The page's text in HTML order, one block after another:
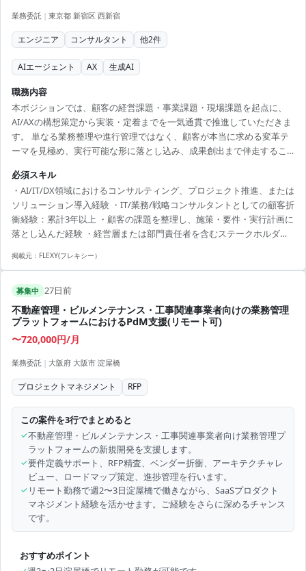
業務委託 | 東京都 新宿区 西新宿
エンジニア コンサルタント 他2件
AIエージェント AX 生成AI
職務内容
本ポジションでは、顧客の経営課題・事業課題・現場課題を起点に、
AI/AXの構想策定から実装・定着までを一気通貫で推進していただきま
す。 単なる業務整理や進行管理ではなく、顧客が本当に求める変革テ
ーマを見極め、実行可能な形に落とし込み、成果創出まで伴走するこ
グ ・全社/部門のAXビジョン策定支援 ・業務棚卸し、課題構造化、AX
テーマの抽出 ・AX化テーマの優先順位づけ、ロードマップ策定 ・KPI
設計、ROI設計、経営インパクトの整理 ・推進体制・会議体・意思決
定プロセスの設計 ・システムのAs-Is/To-Be整理 ・データアセスメン
ト、データ整備方針の策定 ・セ...
必須スキル
・AI/IT/DX領域におけるコンサルティング、プロジェクト推進、または
ソリューション導入経験 ・IT/業務/戦略コンサルタントとしての顧客折
衝経験：累計3年以上 ・顧客の課題を整理し、施策・要件・実行計画に
落とし込んだ経験 ・経営層または部門責任者を含むステークホルダー
させた経験 ・日本語での高いコミュニケーション能力（顧客折衝、資
掲載元： FLEXY(フレキシー）
募集中 27日前
不動産管理・ビルメンテナンス・工事関連事業者向けの業務管理
プラットフォームにおけるPdM支援(リモート可)
〜720,000円/月
業務委託 | 大阪府 大阪市 淀屋橋
プロジェクトマネジメント RFP
この案件を3行でまとめると
✓不動産管理・ビルメンテナンス・工事関連事業者向け業務管理プ
ラットフォームの新規開発を支援します。
✓要件定義サポート、RFP精査、ベンダー折衝、アーキテクチャレ
ビュー、ロードマップ策定、進捗管理を行います。
✓ リモート勤務で週2〜3日淀屋橋で働きながら、SaaSプロダクト
マネジメント経験を活かせます。ご経験をさらに深めるチャンス
です。
おすすめポイント